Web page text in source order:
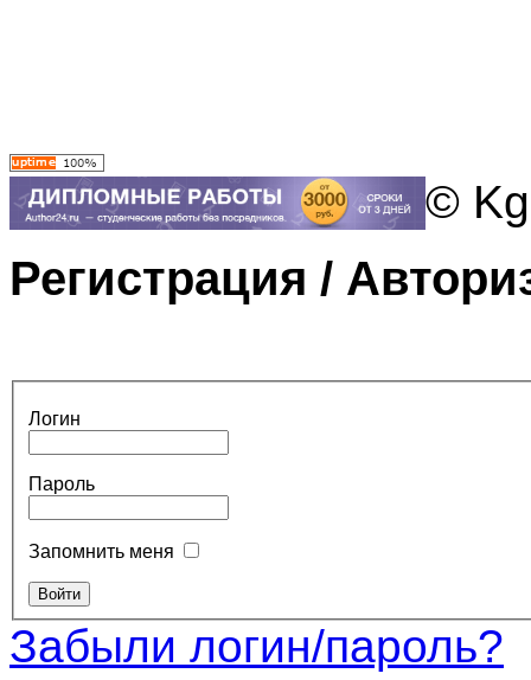
©
Регистрация /
Логин
Пароль
Запомнить меня
Забыли логин/пароль?